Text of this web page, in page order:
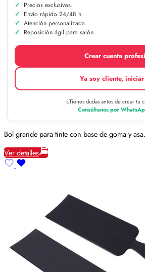
Precios exclusivos.
Envío rápido 24/48 h.
Atención personalizada.
Reposición ágil para salón.
Crear cuenta
Ya soy cliente,
¿Tienes dudas antes de crear tu
Consúltanos por
Bol grande para tinte con base de goma y
Ver detalles